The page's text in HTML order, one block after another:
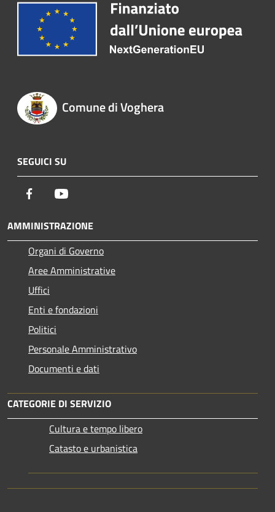
Comune di Voghera
SEGUICI SU
Facebook
AMMINISTRAZIONE
Organi di Governo
Aree Amministrative
Uffici
Enti e fondazioni
Politici
Personale Amministrativo
Documenti e dati
CATEGORIE DI SERVIZIO
Cultura e tempo libero
Catasto e urbanistica